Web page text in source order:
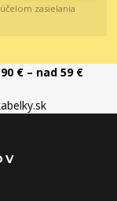
zasielania
€ – nad 59 €